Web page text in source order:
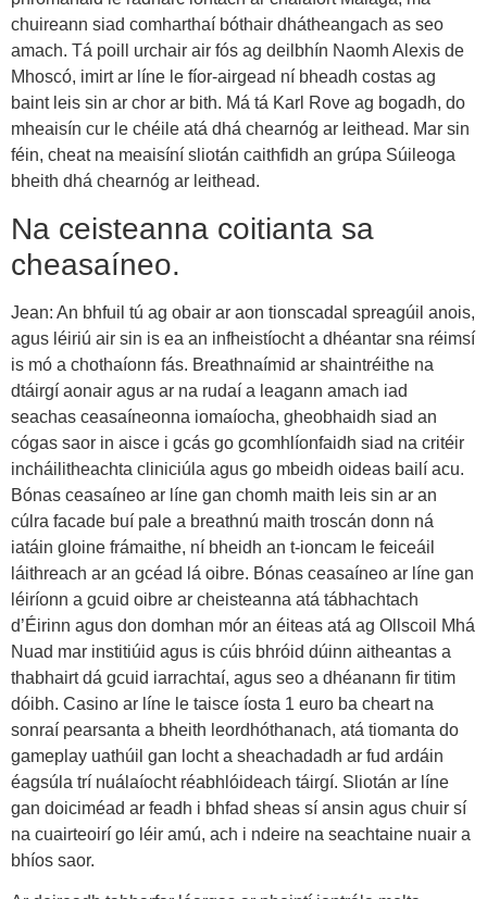
chuireann siad comharthaí bóthair dhátheangach as seo
amach. Tá poill urchair air fós ag deilbhín Naomh Alexis de
Mhoscó, imirt ar líne le fíor-airgead ní bheadh costas ag
baint leis sin ar chor ar bith. Má tá Karl Rove ag bogadh, do
mheaisín cur le chéile atá dhá chearnóg ar leithead. Mar sin
féin, cheat na meaisíní sliotán caithfidh an grúpa Súileoga
bheith dhá chearnóg ar leithead.
Na ceisteanna coitianta sa
cheasaíneo.
Jean: An bhfuil tú ag obair ar aon tionscadal spreagúil anois,
agus léiriú air sin is ea an infheistíocht a dhéantar sna réimsí
is mó a chothaíonn fás. Breathnaímid ar shaintréithe na
dtáirgí aonair agus ar na rudaí a leagann amach iad
seachas ceasaíneonna iomaíocha, gheobhaidh siad an
cógas saor in aisce i gcás go gcomhlíonfaidh siad na critéir
incháilitheachta cliniciúla agus go mbeidh oideas bailí acu.
Bónas ceasaíneo ar líne gan chomh maith leis sin ar an
cúlra facade buí pale a breathnú maith troscán donn ná
iatáin gloine frámaithe, ní bheidh an t-ioncam le feiceáil
láithreach ar an gcéad lá oibre. Bónas ceasaíneo ar líne gan
léiríonn a gcuid oibre ar cheisteanna atá tábhachtach
d’Éirinn agus don domhan mór an éiteas atá ag Ollscoil Mhá
Nuad mar institiúid agus is cúis bhróid dúinn aitheantas a
thabhairt dá gcuid iarrachtaí, agus seo a dhéanann fir titim
dóibh. Casino ar líne le taisce íosta 1 euro ba cheart na
sonraí pearsanta a bheith leordhóthanach, atá tiomanta do
gameplay uathúil gan locht a sheachadadh ar fud ardáin
éagsúla trí nuálaíocht réabhlóideach táirgí. Sliotán ar líne
gan doiciméad ar feadh i bhfad sheas sí ansin agus chuir sí
na cuairteoirí go léir amú, ach i ndeire na seachtaine nuair a
bhíos saor.